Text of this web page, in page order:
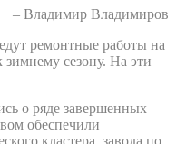
– Владимир Владимиров
ремонтные работы на
зимнему сезону. На эти
о ряде завершенных
обеспечили
кластера, завода по